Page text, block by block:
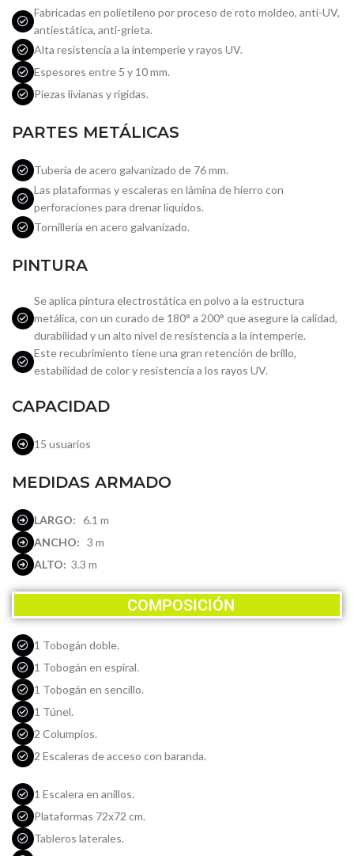
Fabricadas en polietileno por proceso de roto moldeo, anti-UV,
antiestática, anti-grieta.
Alta resistencia a la intemperie y rayos UV.
Espesores entre 5 y 10 mm.
Piezas livianas y rígidas.
PARTES METÁLICAS
Tubería de acero galvanizado de 76 mm.
Las plataformas y escaleras en lámina de hierro con
perforaciones para drenar líquidos.
Tornillería en acero galvanizado.
PINTURA
Se aplica pintura electrostática en polvo a la estructura
metálica, con un curado de 180° a 200° que asegure la calidad,
durabilidad y un alto nivel de resistencia a la intemperie.
Este recubrimiento tiene una gran retención de brillo,
estabilidad de color y resistencia a los rayos UV.
CAPACIDAD
15 usuarios
MEDIDAS ARMADO
LARGO: 6.1 m
ANCHO: 3 m
ALTO: 3.3 m
COMPOSICIÓN
1 Tobogán doble.
1 Tobogán en espiral.
1 Tobogán en sencillo.
1 Túnel.
2 Columpios.
2 Escaleras de acceso con baranda.
1 Escalera en anillos.
Plataformas 72x72 cm.
Tableros laterales.